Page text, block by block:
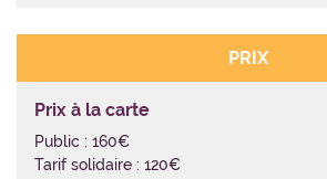
PRIX
Prix à la carte
Public : 160€
Tarif solidaire : 120€